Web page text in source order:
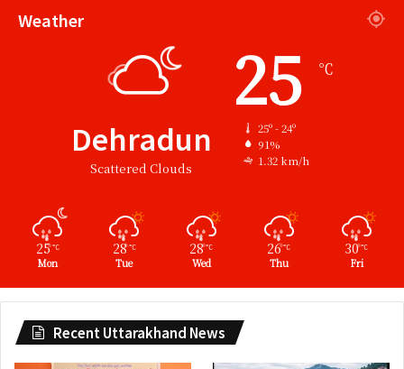
Weather
Dehradun
Scattered Clouds
25 ℃
25º - 24º
91%
1.32 km/h
25 ℃
Mon
28 ℃
Tue
28℃
Wed
26℃
Thu
30℃
Fri
Recent Uttarakhand News